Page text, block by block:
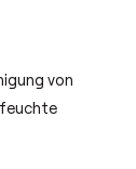
von
feuchte